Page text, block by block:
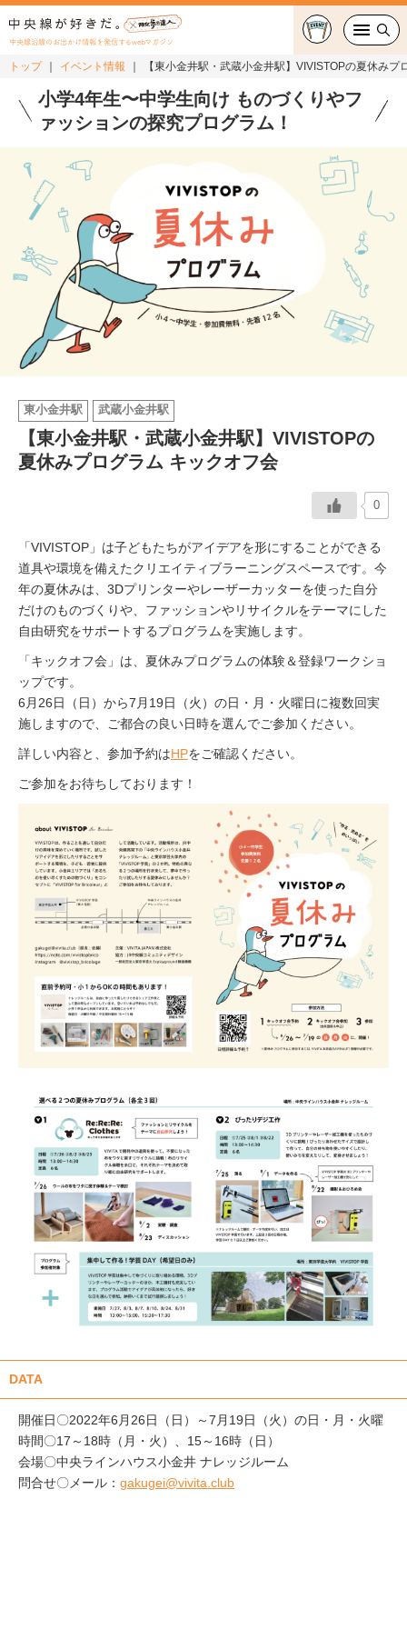
中央線沿線のお出かけ情報を発信するwebマガジン
グルメ・カフェ
おでかけ
ショッピング
中央線カルチャー
特集
連載
中央線フェス
イベント情報
駅から
トップ イベント情報 【東小金井駅・武蔵小金井駅】VIVISTOPの夏休みプ
小学4年生〜中学生向け ものづくりやフ
ァッションの探究プログラム！
東小金井駅 武蔵小金井駅
【東小金井駅・武蔵小金井駅】VIVISTOPの
夏休みプログラム キックオフ会
0
「VIVISTOP」は子どもたちがアイデアを形にすることができる
道具や環境を備えたクリエイティブラーニングスペースです。今
年の夏休みは、3Dプリンターやレーザーカッターを使った自分
だけのものづくりや、ファッションやリサイクルをテーマにした
自由研究をサポートするプログラムを実施します。
「キックオフ会」は、夏休みプログラムの体験＆登録ワークショ
ップです。
6月26日（日）から7月19日（火）の日・月・火曜日に複数回実
施しますので、ご都合の良い日時を選んでご参加ください。
詳しい内容と、参加予約はHPをご確認ください。
ご参加をお待ちしております！
DATA
開催日〇2022年6月26日（日）～7月19日（火）の日・月・火曜
時間〇17～18時（月・火）、15～16時（日）
会場〇中央ラインハウス小金井 ナレッジルーム
問合せ〇メール： gakugei@vivita.club